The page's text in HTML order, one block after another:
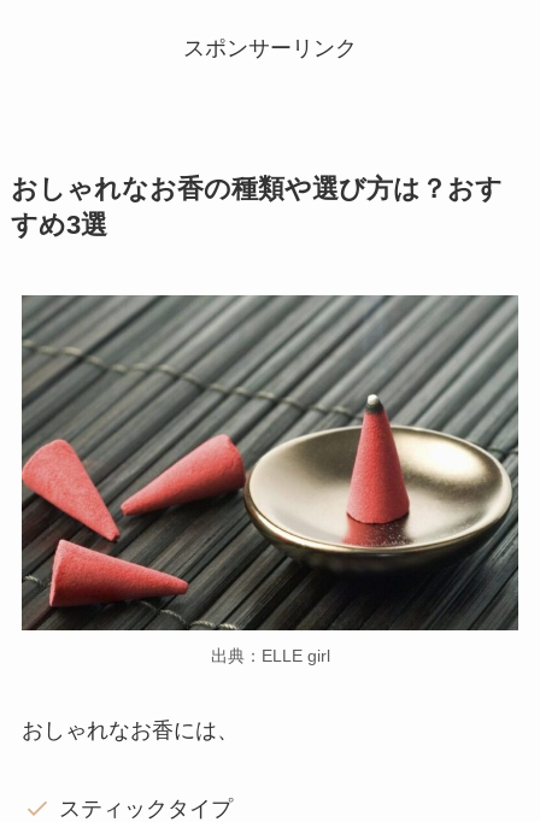
スポンサーリンク
おしゃれなお香の種類や選び方は？おす
すめ3選
出典：ELLE girl
おしゃれなお香には、
スティックタイプ